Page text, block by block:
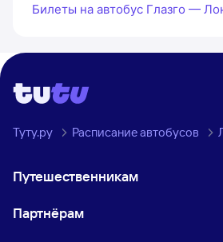
Билеты на автобус Глазго —
Туту.ру Расписание автобусов
Путешественникам
Партнёрам